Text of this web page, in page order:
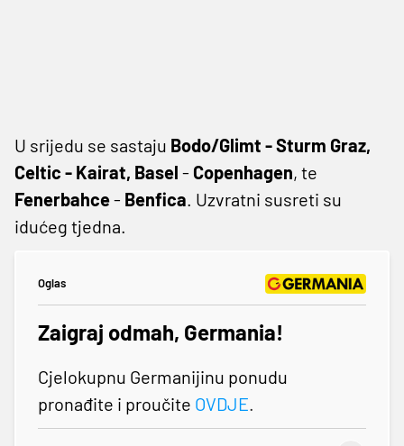
U srijedu se sastaju Bodo/Glimt - Sturm Graz,
Celtic - Kairat, Basel - Copenhagen, te
Fenerbahce- Benfica. Uzvratni susreti su
idućeg tjedna.
Oglas
Zaigraj odmah, Germania!
Cjelokupnu Germanijinu ponudu
pronađite i proučite OVDJE.